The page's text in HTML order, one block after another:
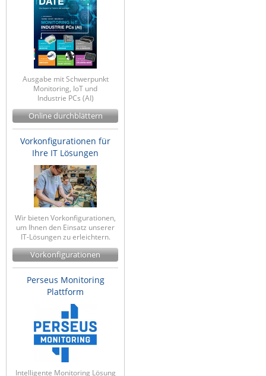
Ausgabe mit Schwerpunkt
Monitoring, IoT und
Industrie PCs (AI)
Online durchblättern
Vorkonfigurationen für
Ihre IT Lösungen
Wir bieten Vorkonfigurationen,
um Ihnen den Einsatz unserer
IT-Lösungen zu erleichtern.
Vorkonfigurationen
Perseus Monitoring
Plattform
Intelligente Monitoring Lösung